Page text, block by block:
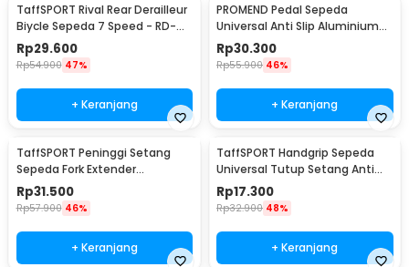
TaffSPORT Rival Rear Derailleur
Biycle Sepeda 7 Speed - RD-
TX35
Rp29.600
Rp54.900 47%
+ Keranjang
PROMEND Pedal Sepeda
Universal Anti Slip Aluminium
Alloy - JT410
Rp30.300
Rp55.900 46%
+ Keranjang
TaffSPORT Peninggi Setang
Sepeda Fork Extender
Aluminium Alloy 121mm - SD53
Rp31.500
Rp57.900 46%
+ Keranjang
TaffSPORT Handgrip Sepeda
Universal Tutup Setang Anti
Slip Handlebar - CL8455
Rp17.300
Rp32.900 48%
+ Keranjang